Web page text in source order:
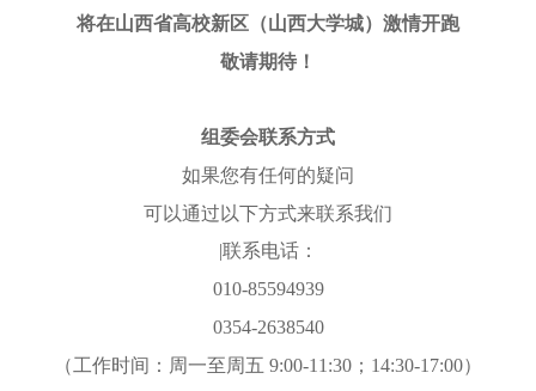
将在山西省高校新区（山西大学城）激情开跑
敬请期待！
组委会联系方式
如果您有任何的疑问
可以通过以下方式来联系我们
|联系电话：
010-85594939
0354-2638540
（工作时间：周一至周五 9:00-11:30；14:30-17:00）